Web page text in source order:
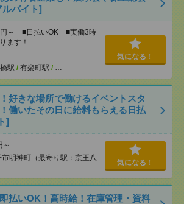
バイト]
円～ ■日払いOK ■実働3時
ます！
駅 / 有楽町駅 / …
気になる！
好きな場所で働けるイベントスタ
働いたその日に給料もらえる日払
]
～
明神町（最寄り駅：京王八
気になる！
払いOK！高時給！在庫管理・資料